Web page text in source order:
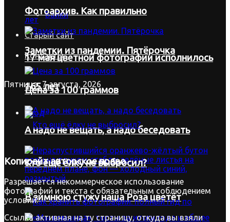
Байки
Старый сайт
Контакты
Пятница, 7 августа, 2026
Вход
Фотоархив. Как правильно
Заметки из пандемии. Пятёрочка
Цена за 100 граммов
А надо не вещать, а надо беседовать
В зимнюю стужу наша Роза цветёт
17 мая цветной фотографии исполнилось
165 лет
Кто ещё ёлку не выбросил?
Копирайтавторское право
Разрешается некоммерческое использование
фотографий и текста с обязательным соблюдением
условий:
Ссылка активная на ту страницу, откуда вы взяли